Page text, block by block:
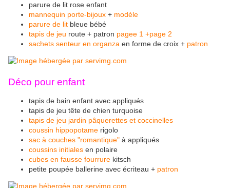
parure de lit rose enfant
mannequin porte-bijoux + modèle
parure de lit bleue bébé
tapis de jeu route + patron pagee 1 +page 2
sachets senteur en organza en forme de croix + patron
Déco pour enfant
tapis de bain enfant avec appliqués
tapis de jeu tête de chien turquoise
tapis de jeu jardin pâquerettes et coccinelles
coussin hippopotame rigolo
sac à couches "romantique" à appliqués
coussins initiales en polaire
cubes en fausse fourrure kitsch
petite poupée ballerine avec écriteau + patron